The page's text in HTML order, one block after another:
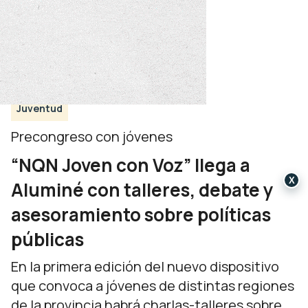
Juventud
Precongreso con jóvenes
“NQN Joven con Voz” llega a
Aluminé con talleres, debate y
asesoramiento sobre políticas
públicas
En la primera edición del nuevo dispositivo
que convoca a jóvenes de distintas regiones
X